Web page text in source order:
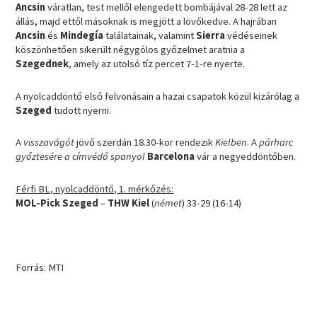
Ancsinváratlan, test mellől elengedett bombájával 28-28 lett az
állás, majd ettől másoknak is megjött a lövőkedve. A hajrában
Ancsinés Mindegíatalálatainak, valamintSierravédéseinek
köszönhetően sikerült négygólos győzelmet aratnia a
Szegednek, amely az utolsó tíz percet 7-1-re nyerte.
A nyolcaddöntő első felvonásain a hazai csapatok közül kizárólag a
Szeged tudott nyerni.
A visszavágótjövő szerdán 18.30-kor rendezikKielben. Apárharc
győztesére a címvédő spanyol Barcelonavár a negyeddöntőben.
Férfi BL, nyolcaddöntő, 1. mérkőzés:
MOL-Pick Szeged – THW Kiel(német) 33-29 (16-14)
Forrás: MTI